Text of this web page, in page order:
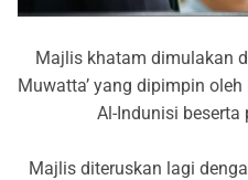
Majlis khatam dimulakan
Muwatta’ yang dipimpin
Al-Indunisi
Majlis diteruskan lagi